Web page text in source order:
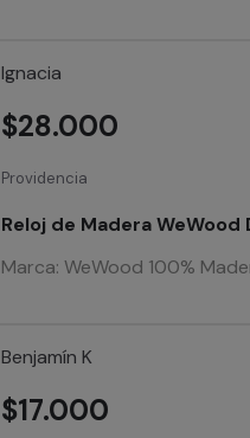
Ignacia
Providencia
Reloj de Madera WeWood
Marca: WeWood 100%
$28.000
Benjamín K
$17.000